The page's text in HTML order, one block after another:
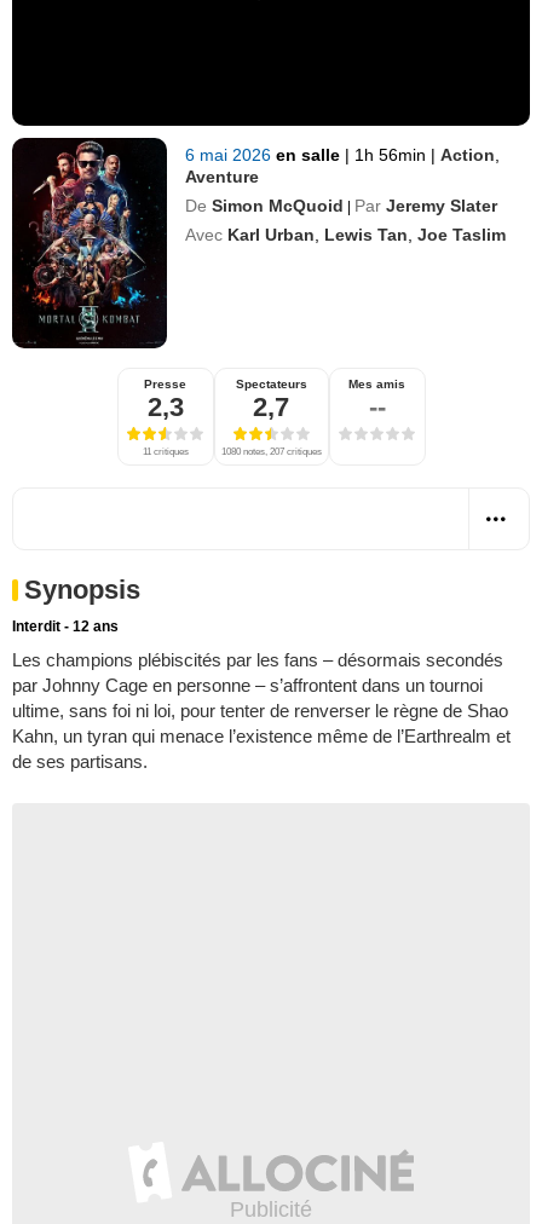
6 mai 2026en salle | 1h 56min | Action
Aventure
De Simon McQuoid | Par Jeremy Slater
Avec Karl Urban Lewis Tan ,Joe Taslim
Presse
2,3
11 critiques
Spectateurs
2,7
1080 notes, 207 critiques
Mes amis
--
Synopsis
Interdit - 12 ans
Les champions plébiscités par les fans – désormais secondés
par Johnny Cage en personne – s’affrontent dans un tournoi
ultime, sans foi ni loi, pour tenter de renverser le règne de Shao
Kahn, un tyran qui menace l’existence même de l’Earthrealm et
de ses partisans.